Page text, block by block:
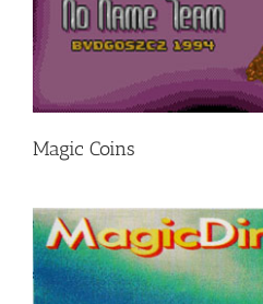
Magic Coins